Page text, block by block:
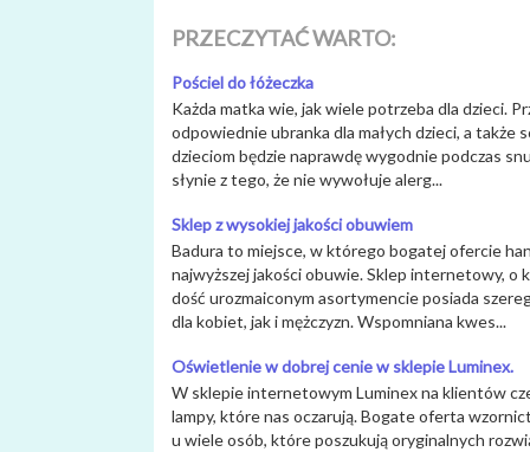
PRZECZYTAĆ WARTO:
Pościel do łóżeczka
Każda matka wie, jak wiele potrzeba dla dzieci.
odpowiednie ubranka dla małych dzieci, a także
dzieciom będzie naprawdę wygodnie podczas
słynie z tego, że nie wywołuje alerg...
Sklep z wysokiej jakości obuwiem
Badura to miejsce, w którego bogatej ofercie
najwyższej jakości obuwie. Sklep internetowy, o
dość urozmaiconym asortymencie posiada
dla kobiet, jak i mężczyzn. Wspomniana kwes...
Oświetlenie w dobrej cenie w sklepie Luminex.
W sklepie internetowym Luminex na klientów
lampy, które nas oczarują. Bogate oferta
u wiele osób, które poszukują oryginalnych